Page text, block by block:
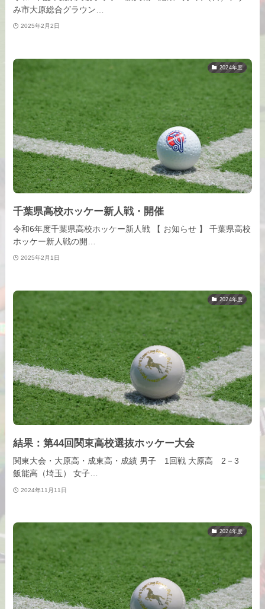
み市大原総合グラウン…
2025年2月2日
2024年度
千葉県高校ホッケー新人戦・開催
令和6年度千葉県高校ホッケー新人戦 【 お知らせ 】 千葉県高校
ホッケー新人戦の開…
2025年2月1日
2024年度
結果：第44回関東高校選抜ホッケー大会
関東大会・大原高・成東高・成績 男子 1回戦 大原高 2－3
飯能高（埼玉） 女子…
2024年11月11日
2024年度